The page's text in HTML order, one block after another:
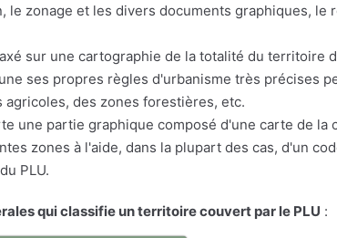
le zonage et les divers documents graphiques, le
sur une cartographie de la totalité du
ses propres règles d'urbanisme très précises
agricoles, des zones forestières, etc.
une partie graphique composé d'une carte de
zones à l'aide, dans la plupart des cas, d'un
PLU.
qui classifie un territoire couvert par le PLU :